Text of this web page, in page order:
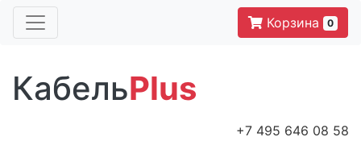
Корзина 0
КабельPlus
+7 495 646 08 58